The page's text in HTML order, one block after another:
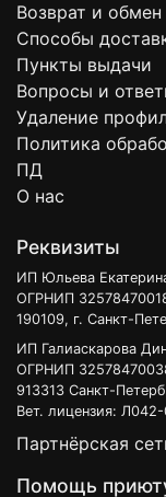
Возврат и обмен
Способы
Пункты выдачи
Вопросы и
Удаление
Политика
ПД
О нас
Реквизиты
ИП Юльева
ОГРНИП
190109, г. Санкт-
ИП Галиаскарова
ОГРНИП
913313 Санкт-
Вет. лицензия:
Партнёрская
Помощь